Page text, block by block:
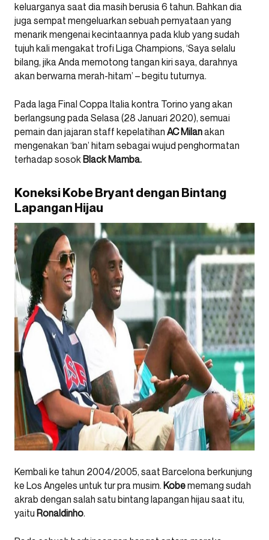
keluarganya saat dia masih berusia 6 tahun. Bahkan dia
juga sempat mengeluarkan sebuah pernyataan yang
menarik mengenai kecintaannya pada klub yang sudah
tujuh kali mengakat trofi Liga Champions, ‘Saya selalu
bilang, jika Anda memotong tangan kiri saya, darahnya
akan berwarna merah-hitam’ – begitu tuturnya.
Pada laga Final Coppa Italia kontra Torino yang akan
berlangsung pada Selasa (28 Januari 2020), semuai
pemain dan jajaran staff kepelatihan AC Milanakan
mengenakan ‘ban’ hitam sebagai wujud penghormatan
terhadap sosok Black Mamba.
Koneksi Kobe Bryant dengan Bintang
Lapangan Hijau
Kembali ke tahun 2004/2005, saat Barcelona berkunjung
ke Los Angeles untuk tur pra musim. Kobememang sudah
akrab dengan salah satu bintang lapangan hijau saat itu,
yaitu Ronaldinho.